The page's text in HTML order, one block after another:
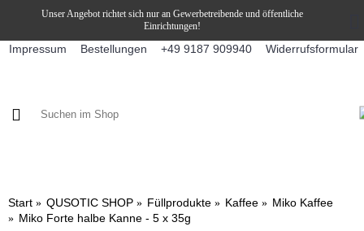
Unser Angebot richtet sich nur an Gewerbetreibende und öffentliche
Einrichtungen!
Impressum Bestellungen +49 9187 909940 Widerrufsformular
Start QUSOTIC SHOP Füllprodukte Kaffee
Miko Kaffee
Miko Forte halbe Kanne - 5 x 35g